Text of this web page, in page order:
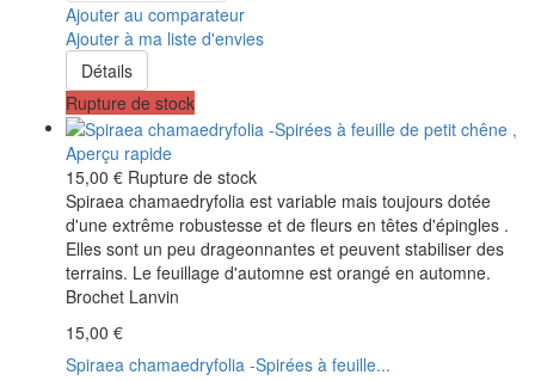
Ajouter au comparateur
Ajouter à ma liste d'envies
Détails
Rupture de stock
Aperçu rapide
15,00 € Rupture de stock
Spiraea chamaedryfolia est variable mais toujours dotée
d'une extrême robustesse et de fleurs en têtes d'épingles .
Elles sont un peu drageonnantes et peuvent stabiliser des
terrains. Le feuillage d'automne est orangé en automne.
Brochet Lanvin
15,00 €
Spiraea chamaedryfolia -Spirées à feuille...